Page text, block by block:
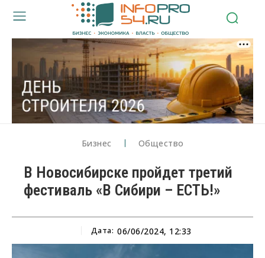
Бизнес Общество
В Новосибирске пройдет третий
фестиваль «В Сибири – ЕСТЬ!»
Дата: 06/06/2024, 12:33